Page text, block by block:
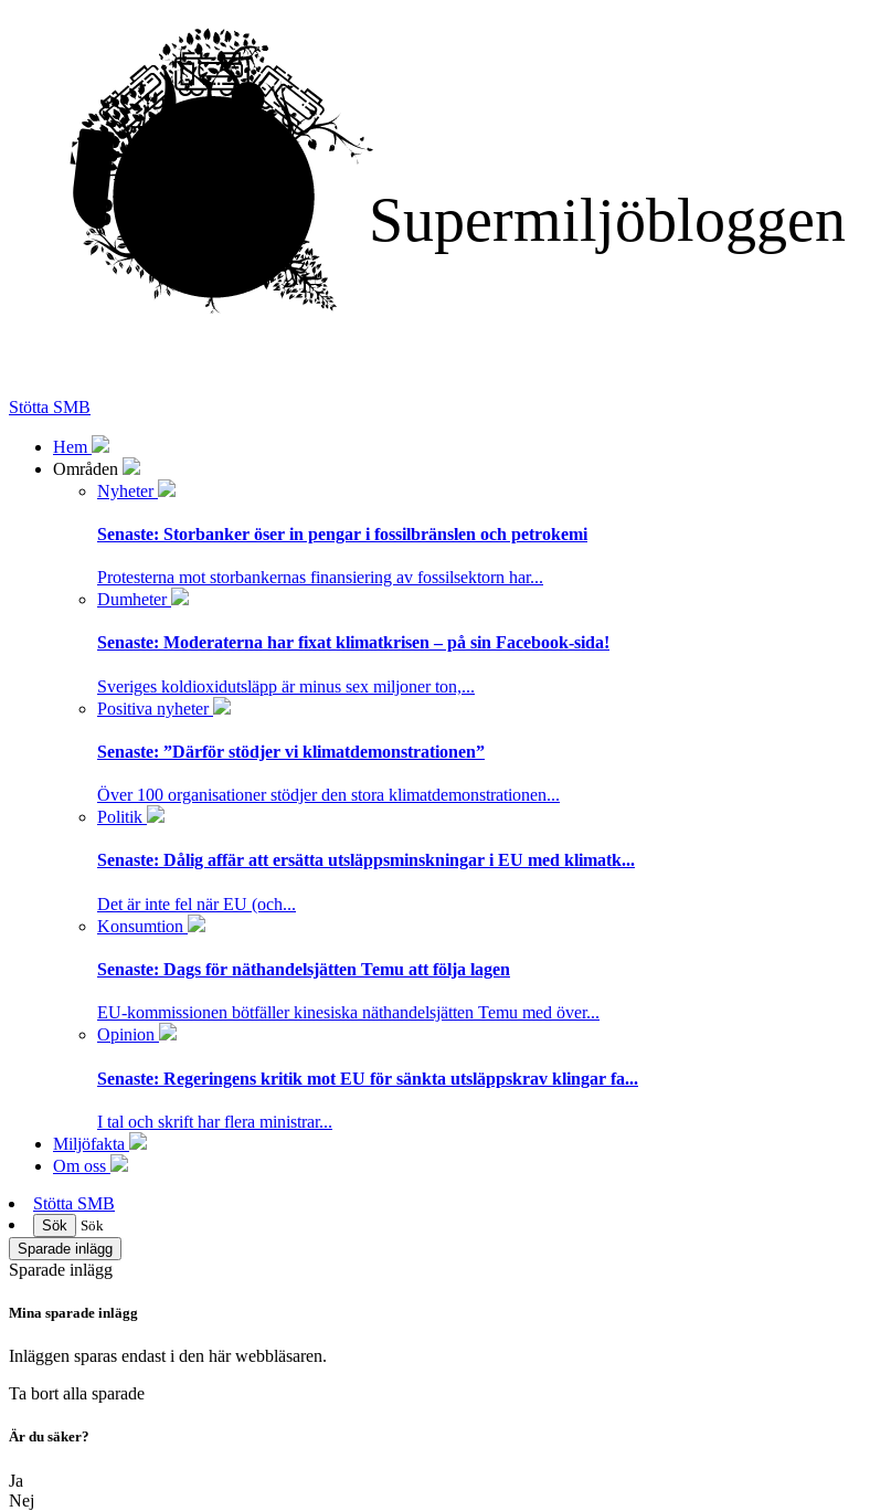
Supermiljöbloggen
Stötta SMB
Hem
Områden
Nyheter
Senaste: Storbanker öser in pengar i fossilbränslen och petrokemi
Protesterna mot storbankernas finansiering av fossilsektorn har...
Dumheter
Senaste: Moderaterna har fixat klimatkrisen – på sin Facebook-sida!
Sveriges koldioxidutsläpp är minus sex miljoner ton,...
Positiva nyheter
Senaste: ”Därför stödjer vi klimatdemonstrationen”
Över 100 organisationer stödjer den stora klimatdemonstrationen...
Politik
Senaste: Dålig affär att ersätta utsläppsminskningar i EU med klimatk...
Det är inte fel när EU (och...
Konsumtion
Senaste: Dags för näthandelsjätten Temu att följa lagen
EU-kommissionen bötfäller kinesiska näthandelsjätten Temu med över...
Opinion
Senaste: Regeringens kritik mot EU för sänkta utsläppskrav klingar fa...
I tal och skrift har flera ministrar...
Miljöfakta
Om oss
Stötta SMB
Sök
Sök
Sparade inlägg
Sparade inlägg
Mina sparade inlägg
Inläggen sparas endast i den här webbläsaren.
Ta bort alla sparade
Är du säker?
Ja
Nej